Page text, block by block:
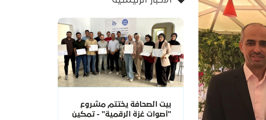
بيت الصحافة يختتم مشروع
"أصوات غزة الرقمية" - تمكين